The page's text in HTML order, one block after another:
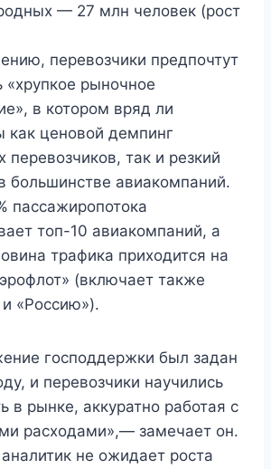
— 27 млн человек (рост
перевозчики предпочтут
«хрупкое рыночное
в котором вряд ли
как ценовой демпинг
перевозчиков, так и резкий
большинстве авиакомпаний.
пассажиропотока
топ-10 авиакомпаний, а
трафика приходится на
(включает также
«Россию»).
господдержки был задан
и перевозчики научились
в рынке, аккуратно работая с
расходами»,— замечает он.
не ожидает роста